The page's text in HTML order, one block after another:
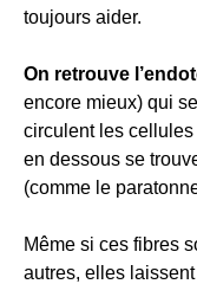
toujours aider.
On retrouve
encore mieux) qui
circulent les cellules
en dessous se
(comme le
Même si ces fibres
autres, elles